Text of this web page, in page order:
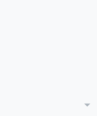
